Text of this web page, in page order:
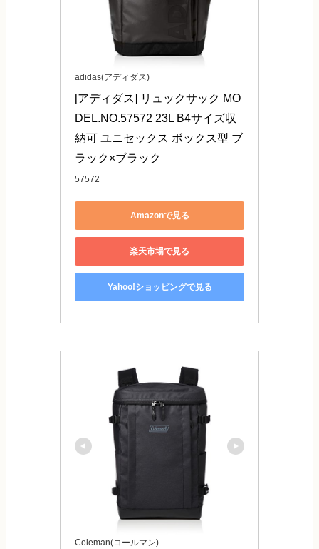
adidas(アディダス)
[アディダス] リュックサック MO
DEL.NO.57572 23L B4サイズ収
納可 ユニセックス ボックス型 ブ
ラック×ブラック
57572
Amazonで見る
楽天市場で見る
Yahoo!ショッピングで見る
Coleman(コールマン)